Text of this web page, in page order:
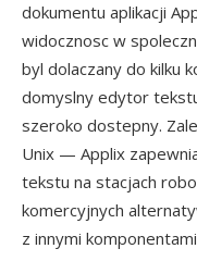
dokumentu aplikacji
widocznosc w
byl dolaczany do kilku
domyslny edytor
szeroko dostepny.
Unix — Applix
tekstu na stacjach
komercyjnych
z innymi